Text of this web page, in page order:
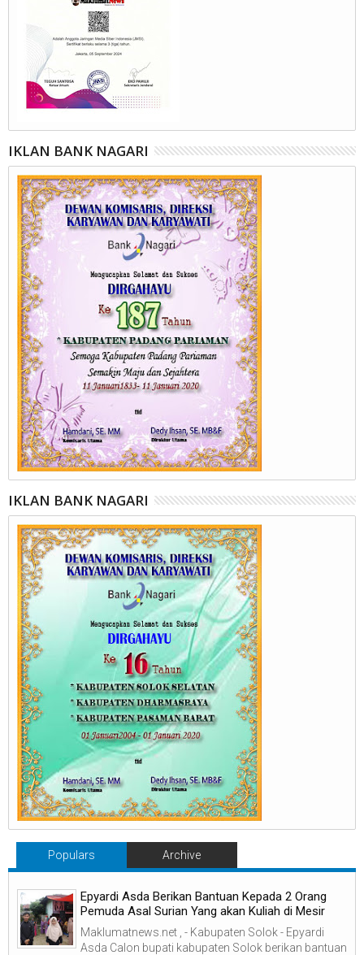
IKLAN BANK NAGARI
IKLAN BANK NAGARI
Populars Archive
Epyardi Asda Berikan Bantuan Kepada 2 Orang
Pemuda Asal Surian Yang akan Kuliah di Mesir
Maklumatnews.net , - Kabupaten Solok - Epyardi
Asda Calon bupati kabupaten Solok berikan bantuan